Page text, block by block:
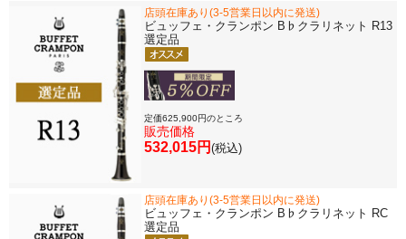
店頭在庫あり(3-5営業日以内に発送)
ビュッフェ・クランポン B♭クラリネット R13
選定品
定価625,900円のところ
販売価格
532,015円 (税込)
店頭在庫あり(3-5営業日以内に発送)
ビュッフェ・クランポン B♭クラリネット RC
選定品